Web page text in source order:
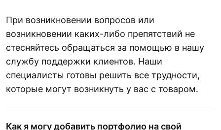
При возникновении вопросов или
возникновении каких-либо препятствий не
стесняйтесь обращаться за помощью в нашу
службу поддержки клиентов. Наши
специалисты готовы решить все трудности,
которые могут возникнуть у вас с товаром.
Как я могу добавить портфолио на свой